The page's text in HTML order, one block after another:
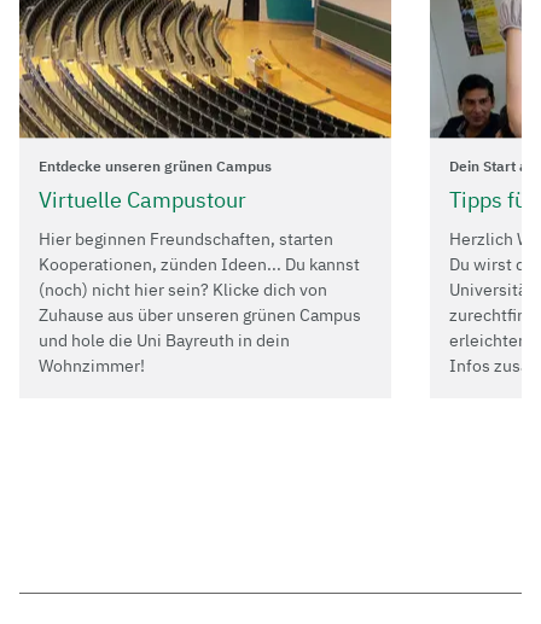
Entdecke unseren grünen Campus
Virtuelle Campustour
Hier beginnen Freundschaften, starten
Kooperationen, zünden Ideen... Du kannst
(noch) nicht hier sein? Klicke dich von
Zuhause aus über unseren grünen Campus
und hole die Uni Bayreuth in dein
Wohnzimmer!
Dein Start
Tipps
Herzlich
Du wirst
Universität
erleichtern,
Infos